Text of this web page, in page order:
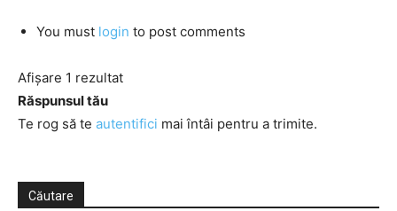
You must login to post comments
Afișare 1 rezultat
Răspunsul tău
Te rog să te autentifici mai întâi pentru a trimite.
Căutare